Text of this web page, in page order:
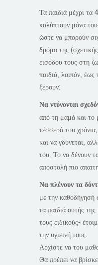
Τα παιδιά μέχρι τα
καλύπτουν μόνα
ώστε να μπορούν
δρόμο της
εισόδου τους στη
παιδιά, λοιπόν,
ξέρουν:
Να ντύνονται
από τη μαμά και το
τέσσερά του
και να γδύνεται,
του. Το να δένουν
αποστολή πιο
Να πλένουν τα
με την καθοδήγησή
τα παιδιά αυτής
τους ειδικούς-
την υγιεινή τους.
Αρχίστε να του
Θα πρέπει να